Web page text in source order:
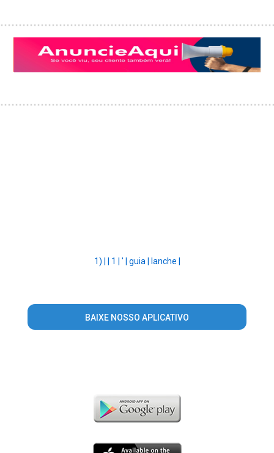
1) | | 1 | ' | guia | lanche |
BAIXE NOSSO APLICATIVO